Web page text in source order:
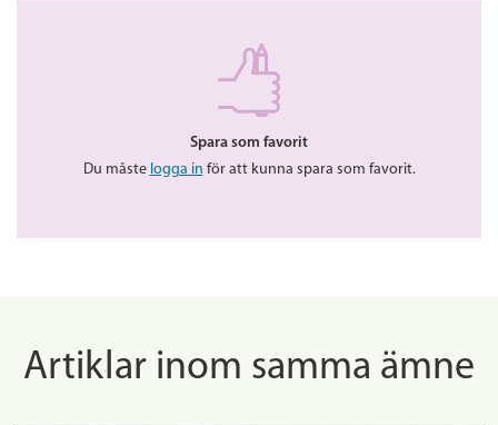
Spara som favorit
Du måste logga in för att kunna spara som favorit.
Artiklar inom samma ämne